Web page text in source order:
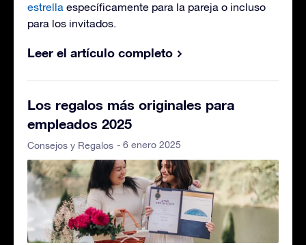
estrella específicamente para la pareja o incluso
para los invitados.
Leer el artículo completo
Los regalos más originales para
empleados 2025
Consejos y Regalos - 6 enero 2025